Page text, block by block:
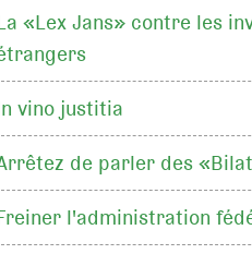
«Lex Jans» contre les
vino justitia
de parler des
l'administration